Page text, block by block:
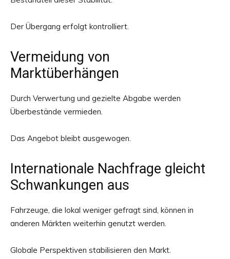
Der Übergang erfolgt kontrolliert.
Vermeidung von
Marktüberhängen
Durch Verwertung und gezielte Abgabe werden
Überbestände vermieden.
Das Angebot bleibt ausgewogen.
Internationale Nachfrage gleicht
Schwankungen aus
Fahrzeuge, die lokal weniger gefragt sind, können in
anderen Märkten weiterhin genutzt werden.
Globale Perspektiven stabilisieren den Markt.